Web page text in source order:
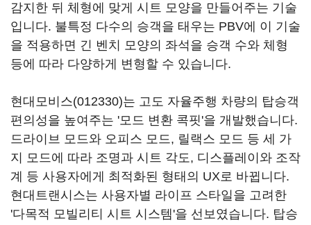
감지한 뒤 체형에 맞게 시트 모양을 만들어주는 기술
입니다. 불특정 다수의 승객을 태우는 PBV에 이 기술
을 적용하면 긴 벤치 모양의 좌석을 승객 수와 체형
등에 따라 다양하게 변형할 수 있습니다.
현대모비스(012330)는 고도 자율주행 차량의 탑승객
편의성을 높여주는 '모드 변환 콕핏'을 개발했습니다.
드라이브 모드와 오피스 모드, 릴랙스 모드 등 세 가
지 모드에 따라 조명과 시트 각도, 디스플레이와 조작
계 등 사용자에게 최적화된 형태의 UX로 바뀝니다.
현대트랜시스는 사용자별 라이프 스타일을 고려한
'다목적 모빌리티 시트 시스템'을 선보였습니다. 탑승